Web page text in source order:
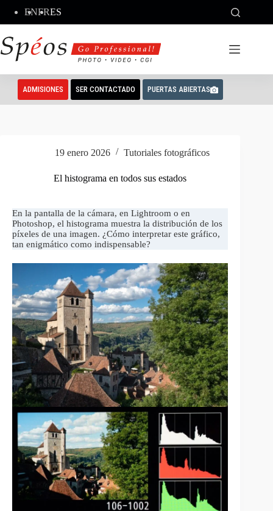
contenido
ENFRES
ADMISIONES SER CONTACTADO PUERTAS ABIERTAS
19 enero 2026 Tutoriales fotográficos
El histograma en todos sus estados
En la pantalla de la cámara, en Lightroom o en
Photoshop, el histograma muestra la distribución de los
píxeles de una imagen. ¿Cómo interpretar este gráfico,
tan enigmático como indispensable?